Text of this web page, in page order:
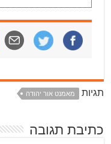
תגיות מאמנט אור יהודה
כתיבת תגובה